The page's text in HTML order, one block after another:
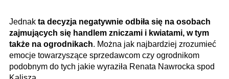
Jednak ta decyzja negatywnie odbiła się na osobach
zajmujących się handlem zniczami i kwiatami, w tym
także na ogrodnikach. Można jak najbardziej zrozumieć
emocje towarzyszące sprzedawcom czy ogrodnikom
podobnym do tych jakie wyraziła Renata Nawrocka spod